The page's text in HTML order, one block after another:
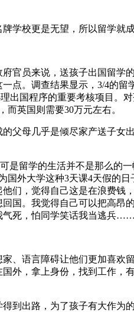
学校更是无望，所以留学就成
官员来说，送孩子出国留学
。调查结果显示，3/4的留
出国程序的重要考核项目。
英国则需要30万元左右。
母几乎是倾尽家产送子女
留学的生活并不是那么的
外大学这种3天课4天假的
们，觉得自己这是在浪费钱
国。我觉得自己可以把高昂
气死，怕同学笑话我当逃兵
、语言障碍让他们更加喜欢
外，拿上身份，找到工作，
到出路，为了孩子有大作为